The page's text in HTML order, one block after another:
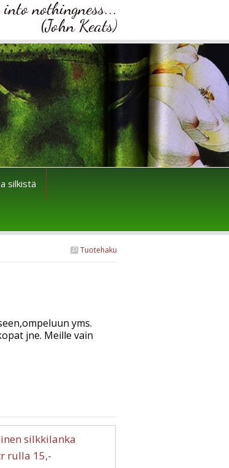
nothingness...
(John Keats)
silkistä
Tuotehaku
yms.
jne. Meille vain
silkkilanka
rulla 15,-